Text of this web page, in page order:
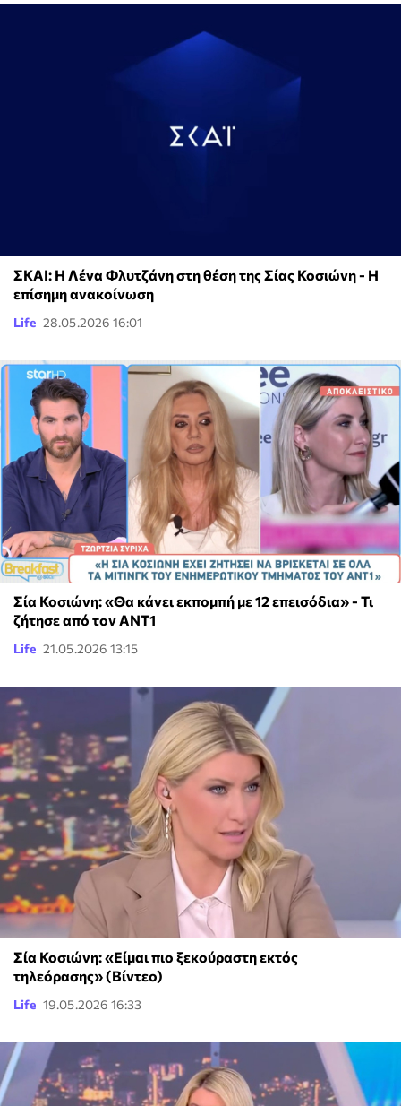
ΣΚΑΙ: Η Λένα Φλυτζάνη στη θέση της Σίας Κοσιώνη - Η
επίσημη ανακοίνωση
Life 28.05.2026 16:01
Σία Κοσιώνη: «Θα κάνει εκπομπή με 12 επεισόδια» - Τι
ζήτησε από τον ΑΝΤ1
Life 21.05.2026 13:15
Σία Κοσιώνη: «Είμαι πιο ξεκούραστη εκτός
τηλεόρασης» (Βίντεο)
Life 19.05.2026 16:33